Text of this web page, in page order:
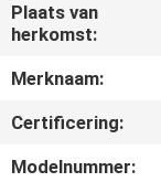
OVER
ONS
Plaats van
herkomst:
Merknaam:
Certificering:
Modelnummer: